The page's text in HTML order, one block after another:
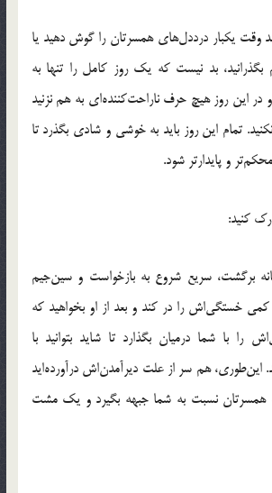
وقت يکبار درددل‌هاي همسرتان را گوش دهيد يا
بد نيست که يک روز کامل را تنها به
اين روز هيچ حرف ناراحت‌کننده‌اي به هم نزنيد
تمام اين روز بايد به خوشي و شادي بگذرد تا
و پايدارتر شود.
برگشت، سريع شروع به بازخواست و سين‌جيم
کمي خستگي‌اش را در کند و بعد از او بخواهيد که
با شما درميان بگذارد تا شايد بتوانيد با
هم سر از علت ديرآمدن‌اش درآورده‌ايد
همسرتان نسبت به شما جبهه بگيرد و يک مشت